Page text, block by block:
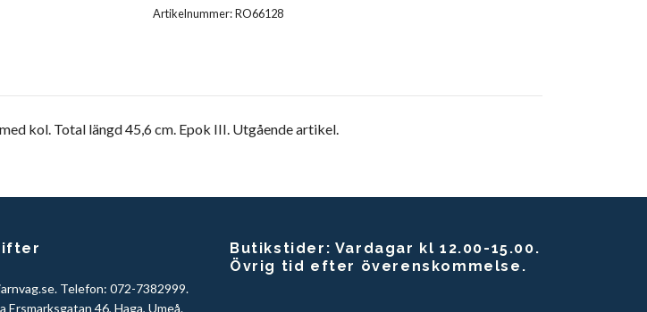
Artikelnummer:RO66128
kol. Total längd 45,6 cm. Epok III. Utgående artikel.
. Telefon: 072-7382999.
Ersmarksgatan 46, Haga, Umeå.
Butikstider: Vardagar kl 12.00-15.00.
Övrig tid efter överenskommelse.